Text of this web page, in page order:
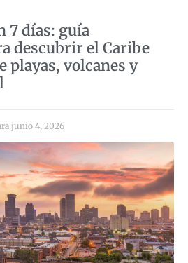
7 días: guía
descubrir el Caribe
playas, volcanes y
junio 4, 2026